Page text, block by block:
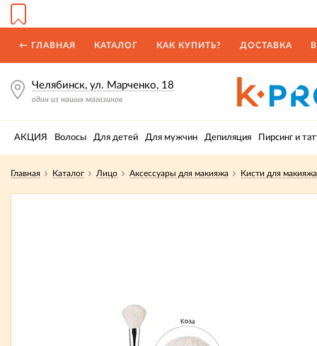
← ГЛАВНАЯ КАТАЛОГ КАК КУПИТЬ? ДОСТАВКА
Челябинск, ул. Марченко, 18
один из наших магазинов
АКЦИЯ Волосы Для детей Для мужчин Депиляция Пирсинг и
Главная Каталог Лицо Аксессуары для макияжа Кисти для макияжа